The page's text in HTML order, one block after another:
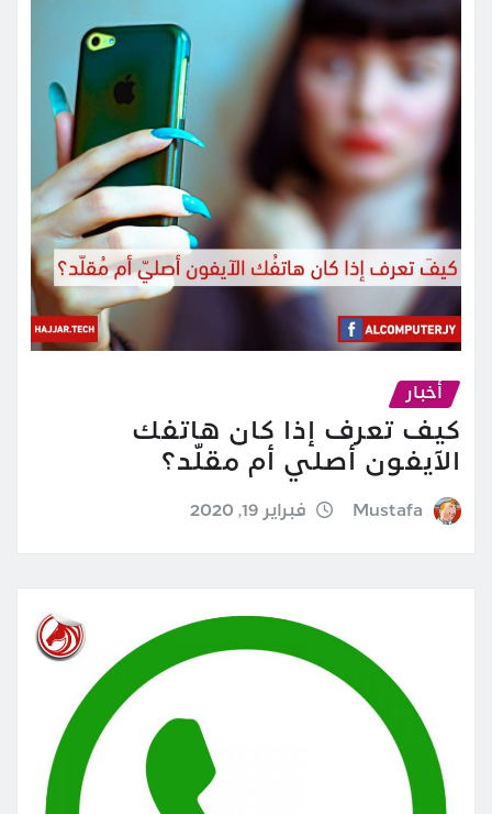
أخبار
كيف تعرف إذا كان هاتفك
الآيفون أصلي أم مقلّد؟
Mustafa فبراير 19, 2020